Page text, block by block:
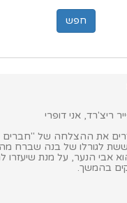
ריצ'רד, אני דופרי
את ההצלחה של "חברים
לגורלו של בנה שברח
אבי הנער, על מנת
בהמשך.